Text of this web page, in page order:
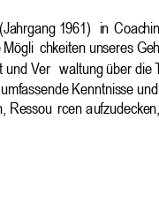
1961) in
chkeiten unseres
und Ver waltung über die
Kenntnisse
Ressou rcen a